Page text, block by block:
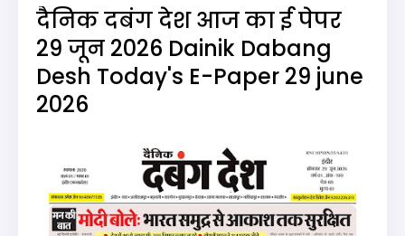
दैनिक दबंग देश आज का ई पेपर
29 जून 2026 Dainik Dabang
Desh Today's E-Paper 29 june
2026